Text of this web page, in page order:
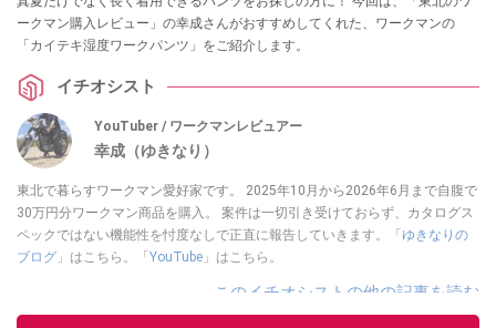
ークマン購入レビュー」の幸成さんがおすすめしてくれた、ワークマンの
「カイテキ湿度ワークパンツ」をご紹介します。
イチオシスト
YouTuber / ワークマンレビュアー
幸成（ゆきなり）
東北で暮らすワークマン愛好家です。 2025年10月から2026年6月まで自腹で
30万円分ワークマン商品を購入。 案件は一切引き受けておらず、カタログス
ペックではない機能性を忖度なしで正直に報告していきます。「 ゆきなりの
ブログ 」はこちら。「 YouTube 」はこちら。
このイチオシストの他の記事を読む